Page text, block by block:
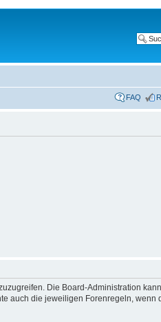
FAQ
Die Board-Administration
auch die jeweiligen Forenregeln, wenn